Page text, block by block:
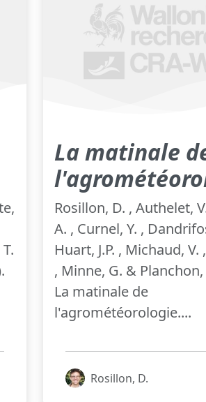
La matinale
Rosillon, D. , Authelet,
A. , Curnel, Y. ,
Huart, J.P. , Michaud, V.
, Minne, G. & Planchon,
La matinale de
l'agrométéorologie....
Rosillon, D.